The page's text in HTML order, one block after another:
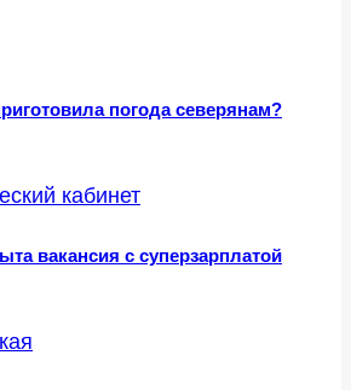
погода северянам?
вакансия с суперзарплатой